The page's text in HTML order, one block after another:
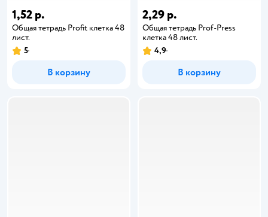
1,52 р.
Общая тетрадь Profit клетка 48
лист.
5
В корзину
2,29 р.
Общая тетрадь Prof-Press
клетка 48 лист.
4,9
В корзину